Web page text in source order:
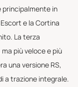
principalmente in
e la Cortina
La terza
più veloce e più
una versione RS,
a trazione integrale.